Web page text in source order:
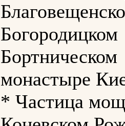
Богородицком
Бортническом
монастыре
* Частица